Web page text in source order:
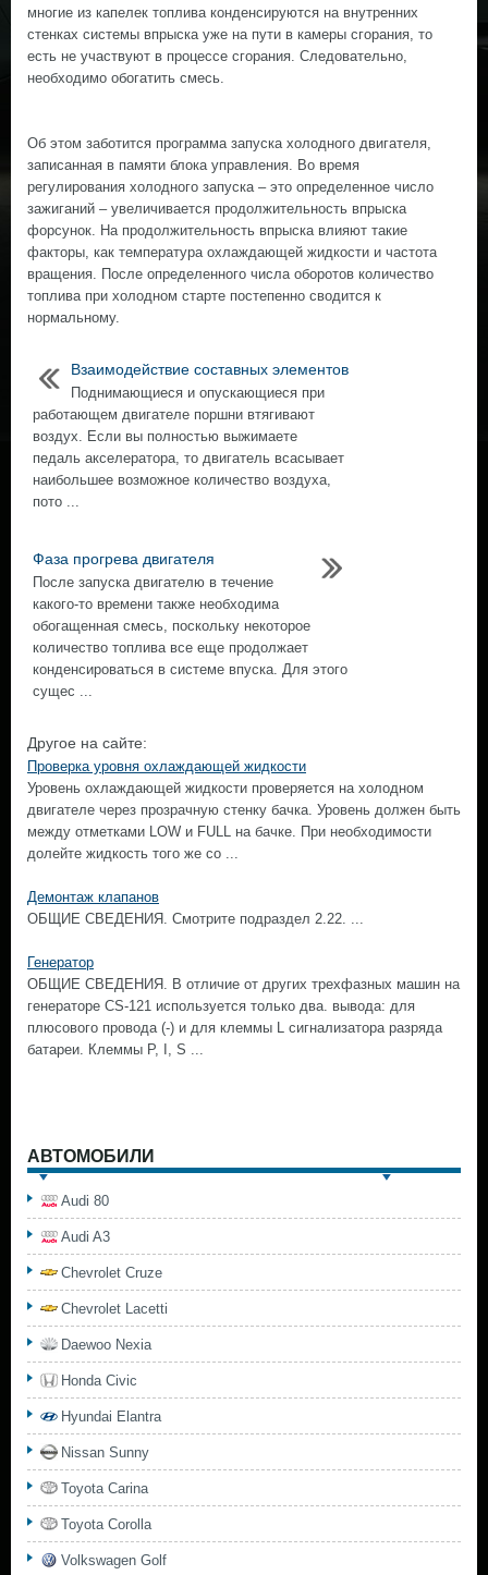
многие из капелек топлива конденсируются на внутренних
стенках системы впрыска уже на пути в камеры сгорания, то
есть не участвуют в процессе сгорания. Следовательно,
необходимо обогатить смесь.
Об этом заботится программа запуска холодного двигателя,
записанная в памяти блока управления. Во время
регулирования холодного запуска – это определенное число
зажиганий – увеличивается продолжительность впрыска
форсунок. На продолжительность впрыска влияют такие
факторы, как температура охлаждающей жидкости и частота
вращения. После определенного числа оборотов количество
топлива при холодном старте постепенно сводится к
нормальному.
Взаимодействие составных элементов
Поднимающиеся и опускающиеся при
работающем двигателе поршни втягивают
воздух. Если вы полностью выжимаете
педаль акселератора, то двигатель всасывает
наибольшее возможное количество воздуха,
пото ...
Фаза прогрева двигателя
После запуска двигателю в течение
какого-то времени также необходима
обогащенная смесь, поскольку некоторое
количество топлива все еще продолжает
конденсироваться в системе впуска. Для этого
сущес ...
Другое на сайте:
Проверка уровня охлаждающей жидкости
Уровень охлаждающей жидкости проверяется на холодном
двигателе через прозрачную стенку бачка. Уровень должен быть
между отметками LOW и FULL на бачке. При необходимости
долейте жидкость того же со ...
Демонтаж клапанов
ОБЩИЕ СВЕДЕНИЯ. Смотрите подраздел 2.22. ...
Генератор
ОБЩИЕ СВЕДЕНИЯ. В отличие от других трехфазных машин на
генераторе CS-121 используется только два. вывода: для
плюсового провода (-) и для клеммы L сигнализатора разряда
батареи. Клеммы Р, I, S ...
АВТОМОБИЛИ
Audi 80
Audi A3
Chevrolet Cruze
Chevrolet Lacetti
Daewoo Nexia
Honda Civic
Hyundai Elantra
Nissan Sunny
Toyota Carina
Toyota Corolla
Volkswagen Golf